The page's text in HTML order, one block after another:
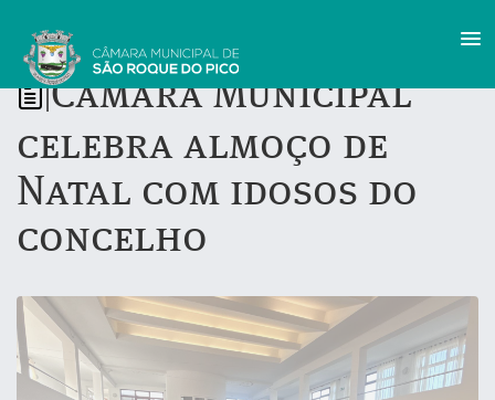
Câmara Municipal
celebra almoço de
Natal com idosos do
concelho